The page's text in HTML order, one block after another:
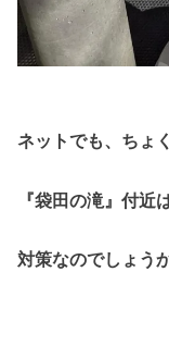
ネットでも、ちょ
『袋田の滝』付近
対策なのでしょう